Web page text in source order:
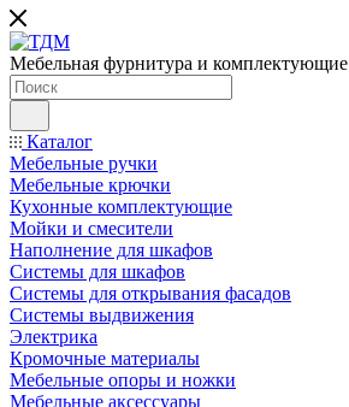
Мебельная фурнитура и комплектующие
Каталог
Мебельные ручки
Мебельные крючки
Кухонные комплектующие
Мойки и смесители
Наполнение для шкафов
Cистемы для шкафов
Системы для открывания фасадов
Системы выдвижения
Электрика
Кромочные материалы
Мебельные опоры и ножки
Мебельные аксессуары